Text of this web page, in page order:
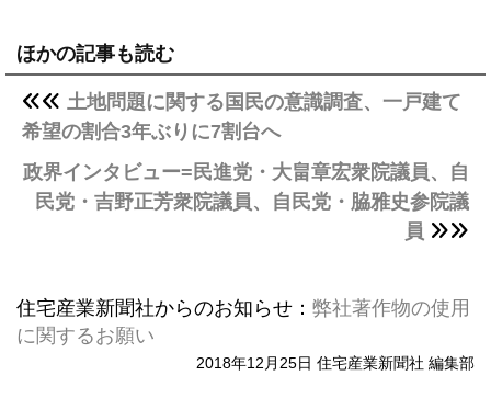
ほかの記事も読む
土地問題に関する国民の意識調査、一戸建て
希望の割合3年ぶりに7割台へ
政界インタビュー=民進党・大畠章宏衆院議員、自
民党・吉野正芳衆院議員、自民党・脇雅史参院議
員
住宅産業新聞社からのお知らせ： 弊社著作物の使用
に関するお願い
2018年12月25日 住宅産業新聞社 編集部